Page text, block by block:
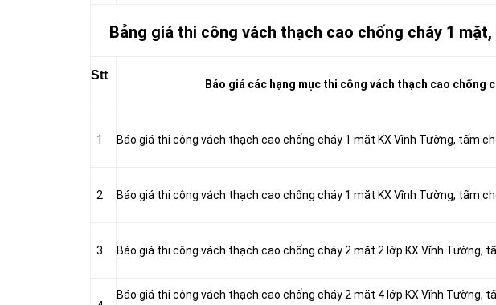
Bảng giá thi công vách thạch cao chống cháy 1
Stt
Báo giá các hạng mục thi công vách thạch cao chống
1 Báo giá thi công vách thạch cao chống cháy 1 mặt KX Vĩnh Tường, tấm
2 Báo giá thi công vách thạch cao chống cháy 1 mặt KX Vĩnh Tường, tấm
3 Báo giá thi công vách thạch cao chống cháy 2 mặt 2 lớp KX Vĩnh Tường,
Báo giá thi công vách thạch cao chống cháy 2 mặt 4 lớp KX Vĩnh Tường,